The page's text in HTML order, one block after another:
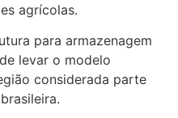
agrícolas.
para armazenagem
levar o modelo
considerada parte